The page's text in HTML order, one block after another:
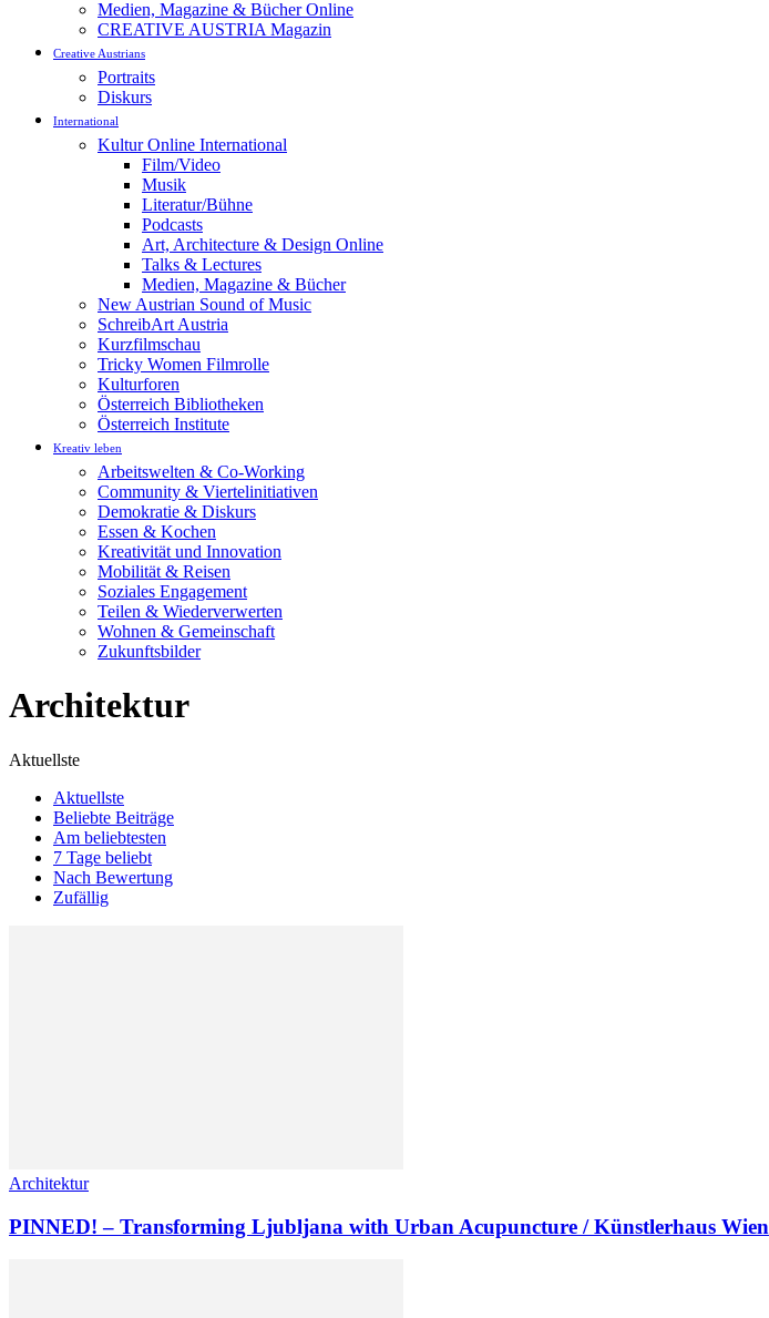
Medien, Magazine & Bücher Online
CREATIVE AUSTRIA Magazin
Creative Austrians
Portraits
Diskurs
International
Kultur Online International
Film/Video
Musik
Literatur/Bühne
Podcasts
Art, Architecture & Design Online
Talks & Lectures
Medien, Magazine & Bücher
New Austrian Sound of Music
SchreibArt Austria
Kurzfilmschau
Tricky Women Filmrolle
Kulturforen
Österreich Bibliotheken
Österreich Institute
Kreativ leben
Arbeitswelten & Co-Working
Community & Viertelinitiativen
Demokratie & Diskurs
Essen & Kochen
Kreativität und Innovation
Mobilität & Reisen
Soziales Engagement
Teilen & Wiederverwerten
Wohnen & Gemeinschaft
Zukunftsbilder
Architektur
Aktuellste
Aktuellste
Beliebte Beiträge
Am beliebtesten
7 Tage beliebt
Nach Bewertung
Zufällig
Architektur
PINNED! – Transforming Ljubljana with Urban Acupuncture / Künstlerhaus Wien